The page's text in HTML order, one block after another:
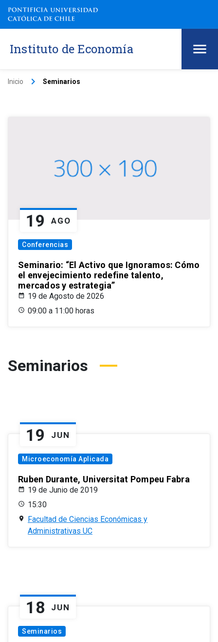
Instituto de Economía
Inicio keyboard_arrow_right Seminarios
19 AGO
Conferencias
Seminario: “El Activo que Ignoramos: Cómo
el envejecimiento redefine talento,
mercados y estrategia”
19 de Agosto de 2026
09:00 a 11:00 horas
Seminarios
19 JUN
Microeconomía Aplicada
Ruben Durante, Universitat Pompeu Fabra
19 de Junio de 2019
15:30
Facultad de Ciencias Económicas y
Administrativas UC
18 JUN
Seminarios